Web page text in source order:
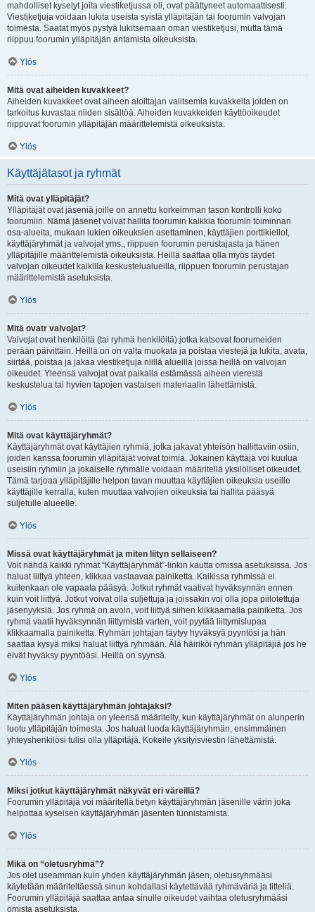
mahdolliset kyselyt joita viestiketjussa oli, ovat päättyneet automaattisesti.
Viestiketjuja voidaan lukita useista syistä ylläpitäjän tai foorumin valvojan
toimesta. Saatat myös pystyä lukitsemaan oman viestiketjusi, mutta tämä
riippuu foorumin ylläpitäjän antamista oikeuksista.
Ylös
Mitä ovat aiheiden kuvakkeet?
Aiheiden kuvakkeet ovat aiheen aloittajan valitsemia kuvakkeita joiden on
tarkoitus kuvastaa niiden sisältöä. Aiheiden kuvakkeiden käyttöoikeudet
riippuvat foorumin ylläpitäjän määrittelemistä oikeuksista.
Ylös
Käyttäjätasot ja ryhmät
Mitä ovat ylläpitäjät?
Ylläpitäjät ovat jäseniä joille on annettu korkeimman tason kontrolli koko
foorumiin. Nämä jäsenet voivat hallita foorumin kaikkia foorumin toiminnan
osa-alueita, mukaan lukien oikeuksien asettaminen, käyttäjien porttikiellot,
käyttäjäryhmät ja valvojat yms., riippuen foorumin perustajasta ja hänen
ylläpitäjille määrittelemistä oikeuksista. Heillä saattaa olla myös täydet
valvojan oikeudet kaikilla keskustelualueilla, riippuen foorumin perustajan
määrittelemistä asetuksista.
Ylös
Mitä ovatr valvojat?
Valvojat ovat henkilöitä (tai ryhmä henkilöitä) jotka katsovat foorumeiden
perään päivittäin. Heillä on on valta muokata ja poistaa viestejä ja lukita, avata,
siirtää, poistaa ja jakaa viestiketjuja niillä alueilla joissa heillä on valvojan
oikeudet. Yleensä valvojat ovat paikalla estämässä aiheen vierestä
keskustelua tai hyvien tapojen vastaisen materiaalin lähettämistä.
Ylös
Mitä ovat käyttäjäryhmät?
Käyttäjäryhmät ovat käyttäjien ryhmiä, jotka jakavat yhteisön hallittaviin osiin,
joiden kanssa foorumin ylläpitäjät voivat toimia. Jokainen käyttäjä voi kuulua
useisiin ryhmiin ja jokaiselle ryhmälle voidaan määritellä yksilölliset oikeudet.
Tämä tarjoaa ylläpitäjille helpon tavan muuttaa käyttäjien oikeuksia useille
käyttäjille kerralla, kuten muuttaa valvojien oikeuksia tai hallita pääsyä
suljetulle alueelle.
Ylös
Missä ovat käyttäjäryhmät ja miten liityn sellaiseen?
Voit nähdä kaikki ryhmät “Käyttäjäryhmät”-linkin kautta omissa asetuksissa. Jos
haluat liittyä yhteen, klikkaa vastaavaa painiketta. Kaikissa ryhmissä ei
kuitenkaan ole vapaata pääsyä. Jotkut ryhmät vaativat hyväksynnän ennen
kuin voit liittyä. Jotkut voivat olla suljettuja ja joissakin voi olla jopa piilotettuja
jäsenyyksiä. Jos ryhmä on avoin, voit liittyä siihen klikkaamalla painiketta. Jos
ryhmä vaatii hyväksynnän liittymistä varten, voit pyytää liittymislupaa
klikkaamalla painiketta. Ryhmän johtajan täytyy hyväksyä pyyntösi ja hän
saattaa kysyä miksi haluat liittyä ryhmään. Älä häiriköi ryhmän ylläpitäjiä jos he
eivät hyväksy pyyntöäsi. Heillä on syynsä.
Ylös
Miten pääsen käyttäjäryhmän johtajaksi?
Käyttäjäryhmän johtaja on yleensä määritelty, kun käyttäjäryhmät on alunperin
luotu ylläpitäjän toimesta. Jos haluat luoda käyttäjäryhmän, ensimmäinen
yhteyshenkilösi tulisi olla ylläpitäjä. Kokeile yksityisviestin lähettämistä.
Ylös
Miksi jotkut käyttäjäryhmät näkyvät eri väreillä?
Foorumin ylläpitäjä voi määritellä tietyn käyttäjäryhmän jäsenille värin joka
helpottaa kyseisen käyttäjäryhmän jäsenten tunnistamista.
Ylös
Mikä on “oletusryhmä”?
Jos olet useamman kuin yhden käyttäjäryhmän jäsen, oletusryhmääsi
käytetään määriteltäessä sinun kohdallasi käytettävää ryhmäväriä ja titteliä.
Foorumin ylläpitäjä saattaa antaa sinulle oikeudet vaihtaa oletusryhmääsi
omista asetuksista.